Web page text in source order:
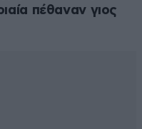
πέθαναν γιος